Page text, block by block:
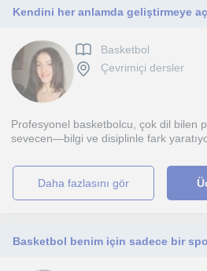
Basketbol
Çevrimiçi dersler
Profesyonel basketbolcu, çok dil bilen
sevecen—bilgi ve disiplinle fark
daha fazlasını gör